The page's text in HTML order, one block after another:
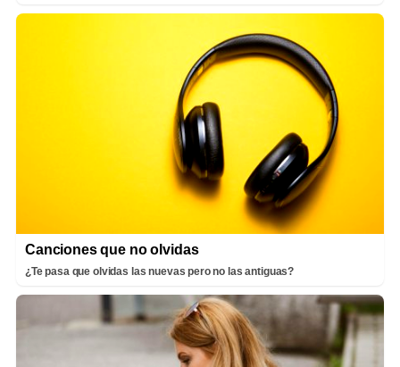
Canciones que no olvidas
¿Te pasa que olvidas las nuevas pero no las antiguas?